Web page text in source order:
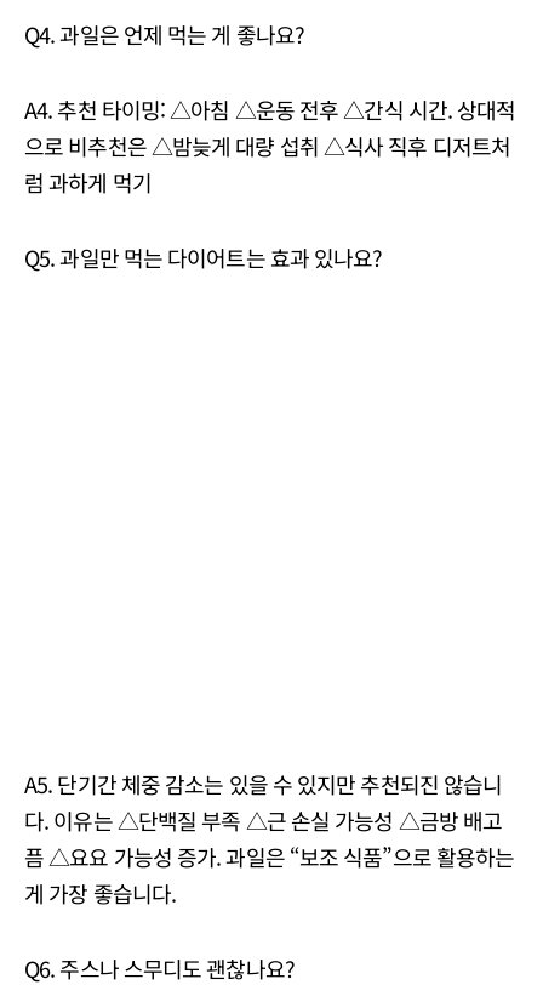
Q4. 과일은 언제 먹는 게 좋나요?
A4. 추천 타이밍: △아침 △운동 전후 △간식 시간. 상대적
으로 비추천은 △밤늦게 대량 섭취 △식사 직후 디저트처
럼 과하게 먹기
Q5. 과일만 먹는 다이어트는 효과 있나요?
A5. 단기간 체중 감소는 있을 수 있지만 추천되진 않습니
다. 이유는 △단백질 부족 △근 손실 가능성 △금방 배고
픔 △요요 가능성 증가. 과일은 “보조 식품”으로 활용하는
게 가장 좋습니다.
Q6. 주스나 스무디도 괜찮나요?